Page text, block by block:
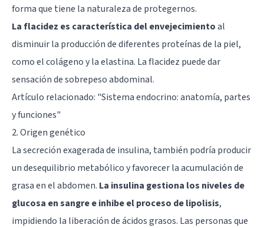
forma que tiene la naturaleza de protegernos.
La flacidez es característica del envejecimientoal
disminuir la producción de diferentes proteínas de la piel,
como el colágeno y la elastina. La flacidez puede dar
sensación de sobrepeso abdominal.
Artículo relacionado: "Sistema endocrino: anatomía, partes
y funciones"
2. Origen genético
La secreción exagerada de insulina, también podría producir
un desequilibrio metabólico y favorecer la acumulación de
grasa en el abdomen. La insulina gestiona los niveles de
glucosa en sangre e inhibe el proceso de lipolisis,
impidiendo la liberación de ácidos grasos. Las personas que